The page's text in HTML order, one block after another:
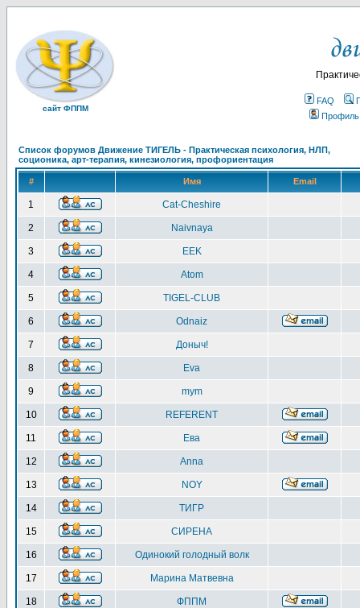
сайт ФППМ
FAQ
Профиль
Список форумов Движение ТИГЕЛЬ - Практическая психология, НЛП,
соционика, арт-терапия, кинезиология, профориентация
# Имя Email
1 Cat-Cheshire
2 Naivnaya
3 EEK
4 Atom
5 TIGEL-CLUB
6 Odnaiz
7 Доныч!
8 Eva
9 mym
10 REFERENT
11 Ева
12 Anna
13 NOY
14 ТИГР
15 СИРЕНА
16 Одинокий голодный волк
17 Марина Матвевна
18 ФППМ